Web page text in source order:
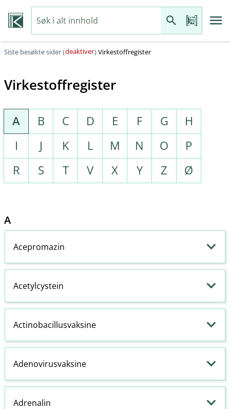
Siste besøkte sider (deaktiver)Virkestoffregister
Virkestoffregister
A B C D E F G
H
I
J K L M N O
P
R
S T V X Y Z Ø
A
Acepromazin
Acetylcystein
Actinobacillusvaksine
Adenovirusvaksine
Adrenalin